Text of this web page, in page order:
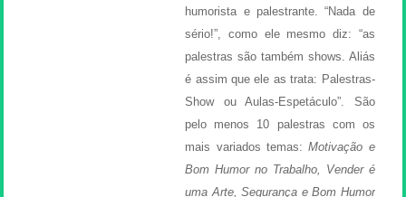
humorista e palestrante. “Nada de
sério!”, como ele mesmo diz: “as
palestras são também shows. Aliás
é assim que ele as trata: Palestras-
Show ou Aulas-Espetáculo”. São
pelo menos 10 palestras com os
mais variados temas:Motivação e
Bom Humor no Trabalho, Vender é
uma Arte, Segurança e Bom Humor